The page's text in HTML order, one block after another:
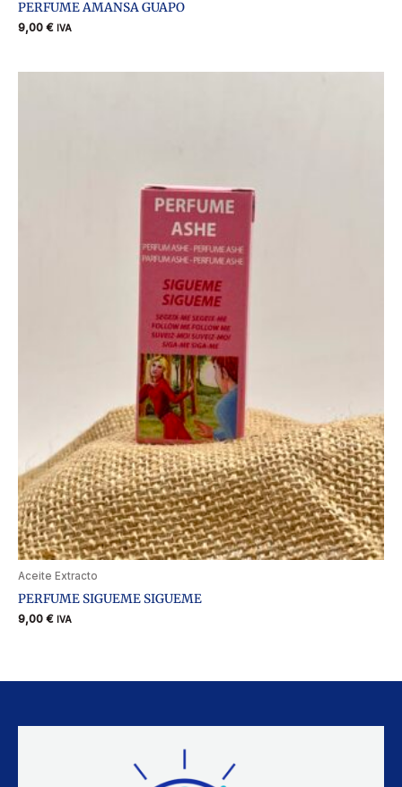
PERFUME AMANSA GUAPO
9,00 € IVA
Aceite Extracto
PERFUME SIGUEME SIGUEME
9,00 € IVA